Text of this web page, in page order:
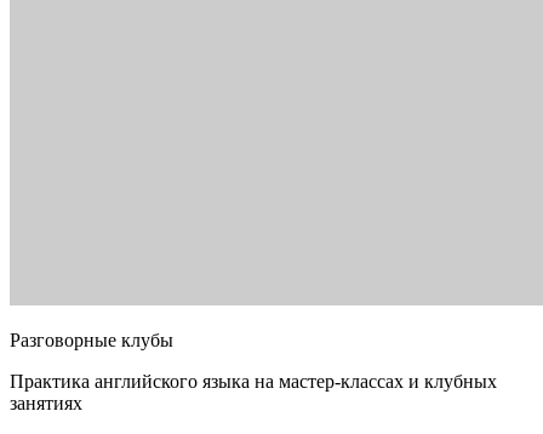
Разговорные клубы
Практика английского языка на мастер-классах и клубных
занятиях